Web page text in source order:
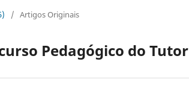
/ Artigos Originais
Pedagógico do Tutor